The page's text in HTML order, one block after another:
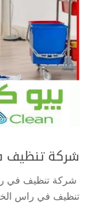
شركة تنظيف
شركة تنظيف في
تنظيف في راس